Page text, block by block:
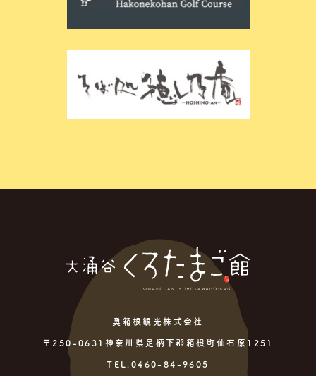
奥箱根観光株式会社
〒250-0631神奈川県足柄下郡箱根町仙石原1251
TEL.0460-84-9605